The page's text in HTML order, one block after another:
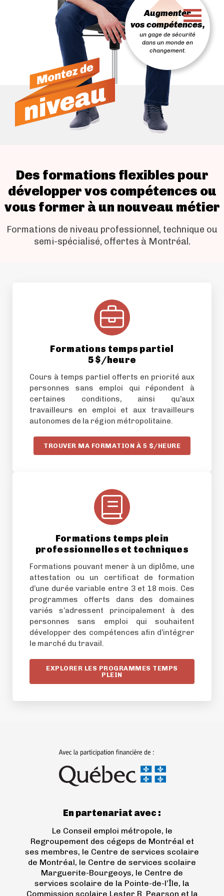
Augmenter
vos compétences,
un gage de sécurité
dans un monde en
changement.
Des formations flexibles pour
développer vos compétences ou
vous former à un nouveau métier
Formations de niveau professionnel, technique ou
semi-spécialisé, offertes à Montréal.
Formations temps partiel
5 $/heure
Cours à temps partiel offerts en priorité aux
personnes sans emploi qui répondent à
certaines conditions, ainsi qu’aux
travailleurs en emploi et aux travailleurs
autonomes de la région métropolitaine.
TROUVER MA FORMATION À 5 $/HEURE
Formations temps plein
professionnelles et techniques
Formations pouvant mener à un diplôme, une
attestation ou un certificat de formation
d’une durée variable entre 3 et 18 mois. Ces
programmes offerts dans des domaines
variés s’adressent principalement à des
personnes sans emploi qui souhaitent
développer des compétences afin d’intégrer
le marché du travail.
EXPLORER LES PROGRAMMES TEMPS
PLEIN
En partenariat avec :
Le Conseil emploi métropole, le
Regroupement des cégeps de Montréal et
ses membres, le Centre de services scolaire
de Montréal, le Centre de services scolaire
Marguerite-Bourgeoys, le Centre de
services scolaire de la Pointe-de-l’Île, la
Commission scolaire Lester B. Pearson et la